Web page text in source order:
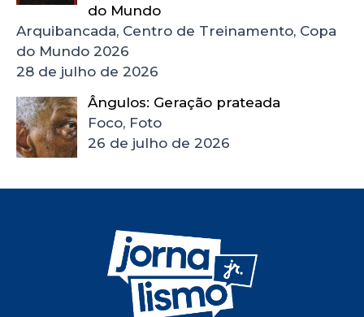
do Mundo
Arquibancada, Centro de Treinamento, Copa
do Mundo 2026
28 de julho de 2026
Ângulos: Geração prateada
Foco, Foto
26 de julho de 2026